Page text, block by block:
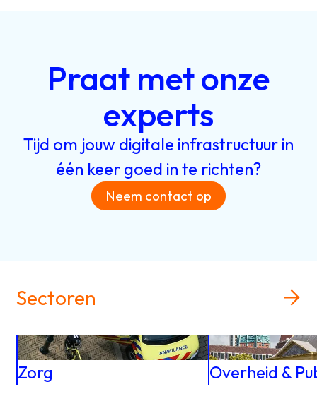
Praat metonze
experts
Tijd om jouw digitale infrastructuur in
één keer goed in te richten?
Neem contact op
Sectoren
Zorg Overheid &